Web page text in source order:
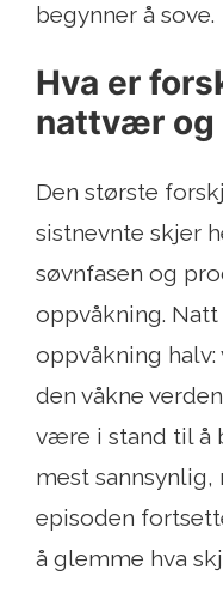
begynner å sove.
Hva er
nattvær og
Den største
sistnevnte skjer
søvnfasen og
oppvåkning.
oppvåkning halv:
den våkne
være i stand til å
mest
episoden
å glemme hva